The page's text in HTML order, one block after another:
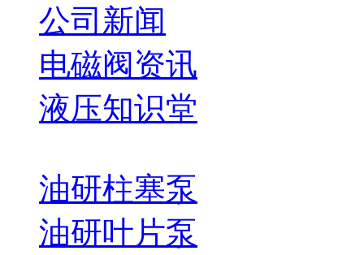
公司新闻
电磁阀资讯
液压知识堂
油研柱塞泵
油研叶片泵